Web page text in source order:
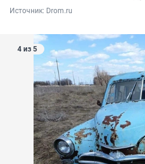
Источник: Drom.ru
4 из 5